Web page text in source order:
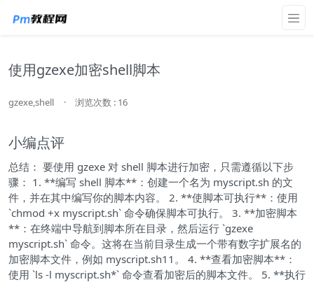
使用gzexe加密shell脚本
gzexe,shell · 浏览次数 : 16
小编点评
总结： 要使用 gzexe 对 shell 脚本进行加密，只需遵循以下步
骤： 1. **编写 shell 脚本**：创建一个名为 myscript.sh 的文
件，并在其中编写你的脚本内容。 2. **使脚本可执行**：使用
`chmod +x myscript.sh` 命令确保脚本可执行。 3. **加密脚本
**：在终端中导航到脚本所在目录，然后运行 `gzexe
myscript.sh` 命令。这将在当前目录生成一个带有数字扩展名的
加密脚本文件，例如 myscript.sh11。 4. **查看加密脚本**：
使用 `ls -l myscript.sh*` 命令查看加密后的脚本文件。 5. **执行